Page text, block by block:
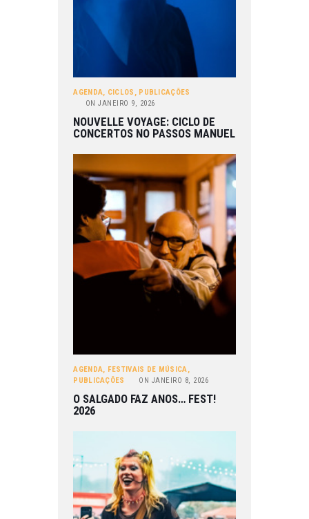
AGENDA, CICLOS , PUBLICAÇÕES
ON JANEIRO 9, 2026
NOUVELLE VOYAGE: CICLO DE
CONCERTOS NO PASSOS MANUEL
AGENDA, FESTIVAIS DE MÚSICA,
PUBLICAÇÕES
ON JANEIRO 8, 2026
O SALGADO FAZ ANOS… FEST!
2026